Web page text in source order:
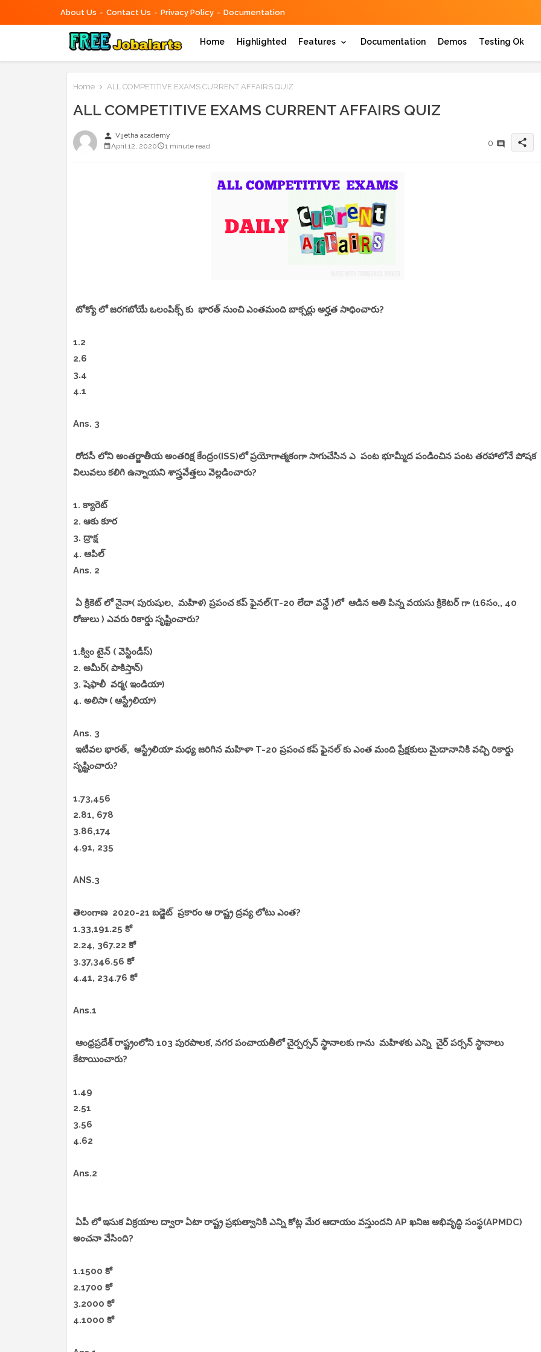
About Us Contact Us Privacy Policy Documentation
Home Highlighted Features Documentation Demos Testing Ok
Home ALL COMPETITIVE EXAMS CURRENT AFFAIRS QUIZ
ALL COMPETITIVE EXAMS CURRENT AFFAIRS QUIZ
person Vijetha academy
April 12, 2020
1 minute read 0 share
టోక్యో లో జరగబోయే ఒలంపిక్స్ కు భారత్ నుంచి ఎంతమంది బాక్సర్లు అర్హత సాధించారు?
1.2
2.6
3.4
4.1
Ans. 3
రోదసీ లోని అంతర్జాతీయ అంతరిక్ష కేంద్రం(ISS)లో ప్రయోగాత్మకంగా సాగుచేసిన ఎ పంట భూమ్మీద పండించిన పంట తరహాలోనే పోషక
విలువలు కలిగి ఉన్నాయని శాస్త్రవేత్తలు వెల్లడించారు?
1. క్యారెట్
2. ఆకు కూర
3. ద్రాక్ష
4. ఆపిల్
Ans. 2
ఏ క్రికెట్ లో నైనా( పురుషుల, మహిళ) ప్రపంచ కప్ ఫైనల్(T-20 లేదా వన్డే )లో ఆడిన అతి పిన్న వయసు క్రికెటర్ గా (16సం,, 40
రోజులు ) ఎవరు రికార్డు సృష్టించారు?
1.క్విం టైన్ ( వెస్టిండీస్)
2. అమీర్( పాకిస్తాన్)
3. షెఫాలీ వర్మ( ఇండియా)
4. అలిసా ( ఆస్ట్రేలియా)
Ans. 3
ఇటీవల భారత్, ఆస్ట్రేలియా మధ్య జరిగిన మహిళా T-20 ప్రపంచ కప్ ఫైనల్ కు ఎంత మంది ప్రేక్షకులు మైదానానికి వచ్చి రికార్డు
సృష్టించారు?
1.73,456
2.81, 678
3.86,174
4.91, 235
ANS.3
తెలంగాణ 2020-21 బడ్జెట్ ప్రకారం ఆ రాష్ట్ర ద్రవ్య లోటు ఎంత?
1.33,191.25 కో
2.24, 367.22 కో
3.37,346.56 కో
4.41, 234.76 కో
Ans.1
ఆంధ్రప్రదేశ్ రాష్ట్రంలోని 103 పురపాలక, నగర పంచాయతీలో చైర్పర్సన్ స్థానాలకు గాను మహిళకు ఎన్ని చైర్ పర్సన్ స్థానాలు
కేటాయించారు?
1.49
2.51
3.56
4.62
Ans.2
ఏపీ లో ఇసుక విక్రయాల ద్వారా ఏటా రాష్ట్ర ప్రభుత్వానికి ఎన్ని కోట్ల మేర ఆదాయం వస్తుందని AP ఖనిజ అభివృద్ధి సంస్థ(APMDC)
అంచనా వేసింది?
1.1500 కో
2.1700 కో
3.2000 కో
4.1000 కో